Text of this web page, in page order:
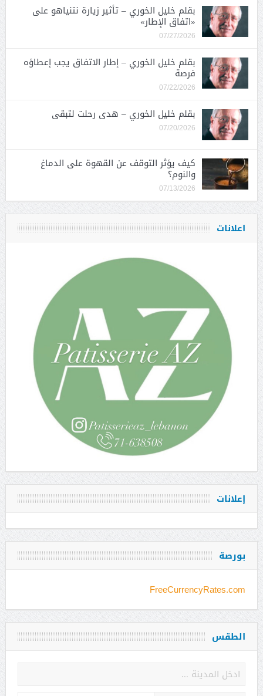
بقلم خليل الخوري – تأثير زيارة نتنياهو على
«اتفاق الإطار»
07/27/2026
بقلم خليل الخوري – إطار الاتفاق يجب إعطاؤه
فرصة
07/22/2026
بقلم خليل الخوري – هدى رحلت لتبقى
07/20/2026
كيف يؤثر التوقف عن القهوة على الدماغ
والنوم؟
07/13/2026
اعلانات
إعلانات
بورصة
FreeCurrencyRates.com
الطقس